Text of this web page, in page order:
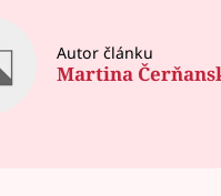
Autor článku
Martina